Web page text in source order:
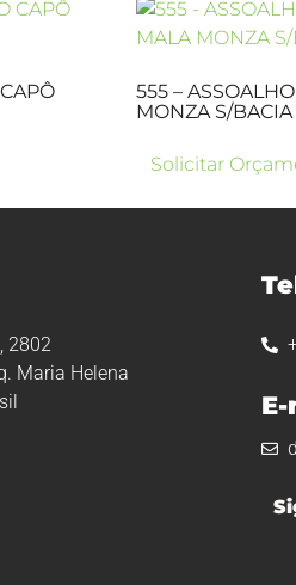
555 –
MONZA S/BACIA
Solicitar
2802
Maria Helena